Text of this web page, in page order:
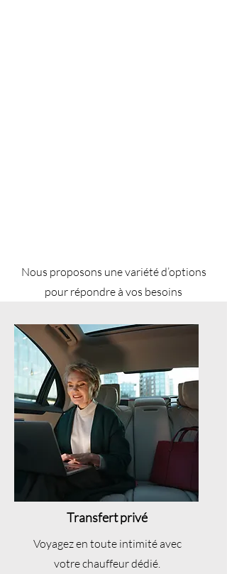
Nous proposons une variété d’options
pour répondre à vos besoins
Transfert privé
Voyagez en toute intimité avec
votre chauffeur dédié.